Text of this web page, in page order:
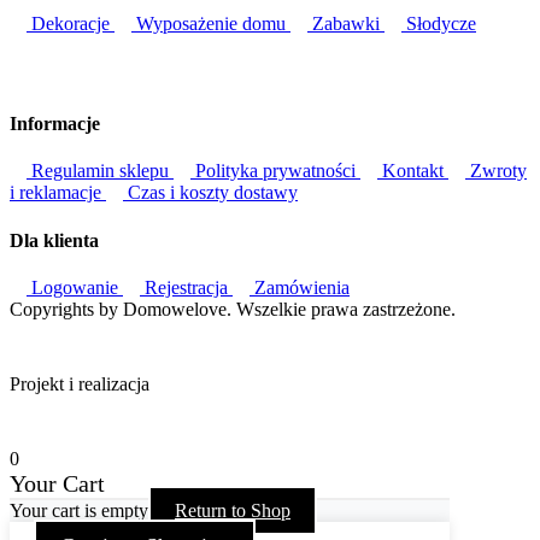
Dekoracje Wyposażenie domu Zabawki Słodycze
Informacje
Regulamin sklepu Polityka prywatności Kontakt
Zwroty
i reklamacje
Czas i koszty dostawy
Dla klienta
Logowanie Rejestracja
Zamówienia
Copyrights by Domowelove. Wszelkie prawa zastrzeżone.
Projekt i realizacja
0
Your Cart
Your cart is empty Return to Shop